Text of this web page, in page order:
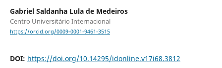
Gabriel Saldanha Lula de Medeiros
Centro Universitário Internacional
https://orcid.org/0009-0001-9461-3515
DOI: https://doi.org/10.14295/idonline.v17i68.3812